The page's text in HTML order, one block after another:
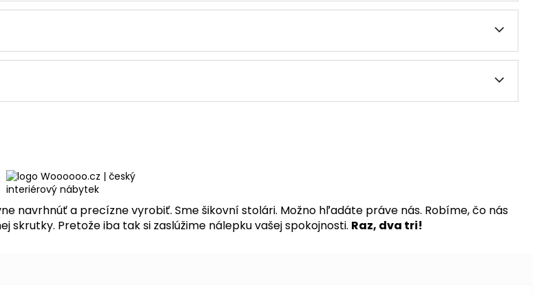
navrhnúť a precízne vyrobiť. Sme šikovní stolári. Možno hľadáte práve nás. Robíme, čo nás
skrutky. Pretože iba tak si zaslúžime nálepku vašej spokojnosti. Raz, dva tri!